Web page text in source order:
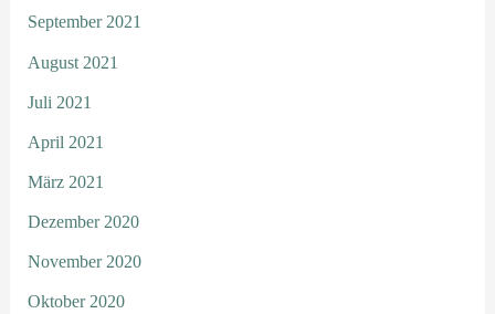
September 2021
August 2021
Juli 2021
April 2021
März 2021
Dezember 2020
November 2020
Oktober 2020